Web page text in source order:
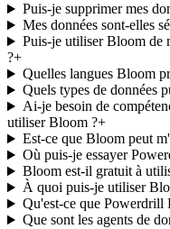
Puis-je supprimer mes
Mes données sont-elles
Puis-je utiliser Bloom de
?+
Quelles langues Bloom
Quels types de données
Ai-je besoin de
utiliser Bloom ?+
Est-ce que Bloom peut
Où puis-je essayer
Bloom est-il gratuit à
À quoi puis-je utiliser
Qu'est-ce que Powerdrill
Que sont les agents de